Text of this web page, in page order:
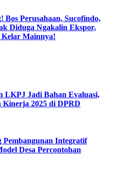
Perusahaan, Sucofindo,
Diduga Ngakalin Ekspor,
Mainnya!
LKPJ Jadi Bahan Evaluasi,
2025 di DPRD
Pembangunan Integratif
Desa Percontohan